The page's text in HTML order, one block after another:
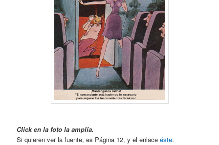
Click en la foto la amplía.
Si quieren ver la fuente, es Página 12, y el enlaceéste.